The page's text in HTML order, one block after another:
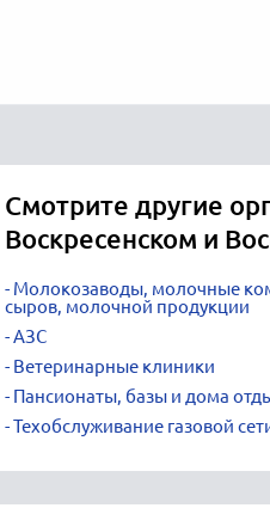
Смотрите другие
Воскресенском и
Молокозаводы, молочные
сыров, молочной продукции
АЗС
Ветеринарные клиники
Пансионаты, базы и дома
Техобслуживание газовой